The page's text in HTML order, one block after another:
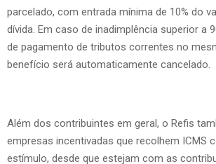
parcelado, com entrada mínima de 10% do
dívida. Em caso de inadimplência superior a
de pagamento de tributos correntes no
benefício será automaticamente cancelado.
Além dos contribuintes em geral, o Refis
empresas incentivadas que recolhem ICMS
estímulo, desde que estejam com as